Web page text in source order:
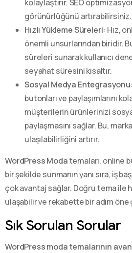
kolaylaştırır. SEO
görünürlüğünü artırabilirsiniz.
Hızlı Yükleme Süreleri: Hız,
önemli unsurlarından biridir.
süreleri sunarak kullanıcı
seyahat süresini kısaltır.
Sosyal Medya Entegrasyonu:
butonları ve paylaşımlarını
müşterilerin ürünlerinizi
paylaşmasını sağlar. Bu,
ulaşılabilirliğini artırır.
WordPress Modatemaları, online
bir şekilde sunmanın yanı sıra, iş
çok avantaj sağlar. Doğru tema ile
ulaşabilir ve rekabette bir adım
Sık Sorulan Sorular
WordPress moda temalarının